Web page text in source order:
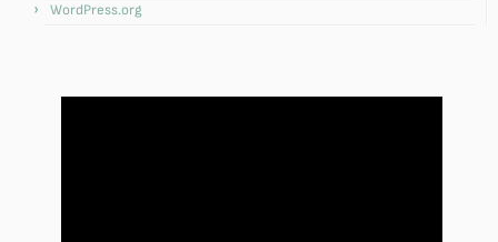
WordPress.org